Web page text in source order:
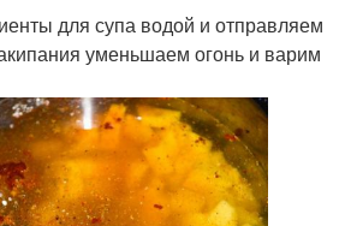
для супа водой и отправляем
уменьшаем огонь и варим